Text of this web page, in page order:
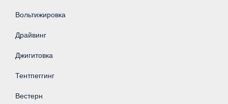
Вольтижировка
Драйвинг
Джигитовка
Тентпеггинг
Вестерн